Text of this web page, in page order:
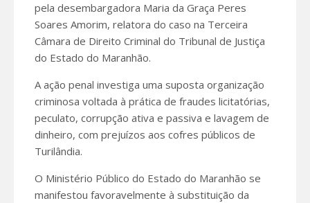
pela desembargadora Maria da Graça Peres
Soares Amorim, relatora do caso na Terceira
Câmara de Direito Criminal do Tribunal de Justiça
do Estado do Maranhão.
A ação penal investiga uma suposta organização
criminosa voltada à prática de fraudes licitatórias,
peculato, corrupção ativa e passiva e lavagem de
dinheiro, com prejuízos aos cofres públicos de
Turilândia.
O Ministério Público do Estado do Maranhão se
manifestou favoravelmente à substituição da